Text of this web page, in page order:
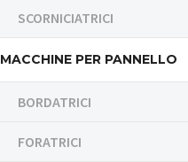
SCORNICIATRICI
MACCHINE PER PANNELLO
BORDATRICI
FORATRICI